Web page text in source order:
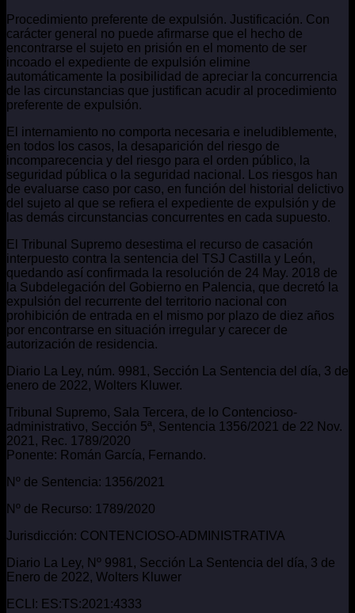
Procedimiento preferente de expulsión. Justificación. Con
carácter general no puede afirmarse que el hecho de
encontrarse el sujeto en prisión en el momento de ser
incoado el expediente de expulsión elimine
automáticamente la posibilidad de apreciar la concurrencia
de las circunstancias que justifican acudir al procedimiento
preferente de expulsión.
El internamiento no comporta necesaria e ineludiblemente,
en todos los casos, la desaparición del riesgo de
incomparecencia y del riesgo para el orden público, la
seguridad pública o la seguridad nacional. Los riesgos han
de evaluarse caso por caso, en función del historial delictivo
del sujeto al que se refiera el expediente de expulsión y de
las demás circunstancias concurrentes en cada supuesto.
El Tribunal Supremo desestima el recurso de casación
interpuesto contra la sentencia del TSJ Castilla y León,
quedando así confirmada la resolución de 24 May. 2018 de
la Subdelegación del Gobierno en Palencia, que decretó la
expulsión del recurrente del territorio nacional con
prohibición de entrada en el mismo por plazo de diez años
por encontrarse en situación irregular y carecer de
autorización de residencia.
Diario La Ley, núm. 9981, Sección La Sentencia del día, 3 de
enero de 2022, Wolters Kluwer.
Tribunal Supremo, Sala Tercera, de lo Contencioso-
administrativo, Sección 5ª, Sentencia 1356/2021 de 22 Nov.
2021, Rec. 1789/2020
Ponente: Román García, Fernando.
Nº de Sentencia: 1356/2021
Nº de Recurso: 1789/2020
Jurisdicción: CONTENCIOSO-ADMINISTRATIVA
Diario La Ley, Nº 9981, Sección La Sentencia del día, 3 de
Enero de 2022, Wolters Kluwer
ECLI: ES:TS:2021:4333